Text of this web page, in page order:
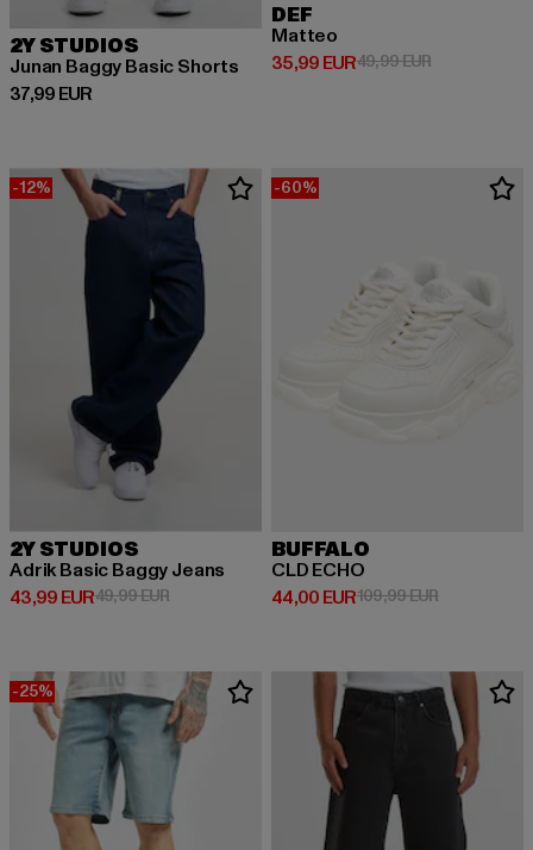
2Y STUDIOS
Junan Baggy Basic Shorts
37,99 EUR
Derzeitiger Preis: 37,99 EUR
DEF
Matteo
35,99 EUR
Derzeitiger Preis: 35,99 EUR
49,99 EURAktionspreis:
-12%
2Y STUDIOS
Adrik Basic Baggy Jeans
43,99 EUR
Derzeitiger Preis: 43,99 EUR
49,99 EURAktionspreis: 49,99 EUR
-60%
BUFFALO
CLD ECHO
44,00 EUR
Derzeitiger Preis: 44,00 EUR
109,99 EUR
-25%